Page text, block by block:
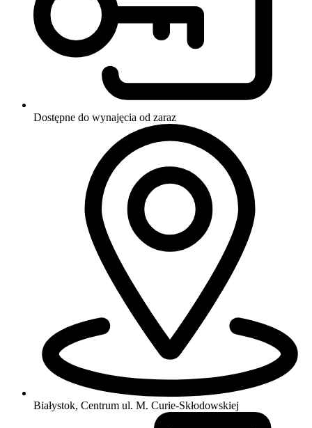
Dostępne do wynajęcia od zaraz
Białystok, Centrum ul. M. Curie-Skłodowskiej